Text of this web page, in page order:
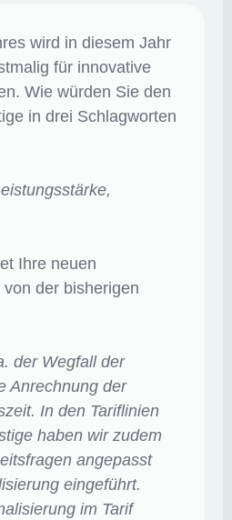
wird in diesem Jahr
für innovative
Wie würden Sie den
in drei Schlagworten
Ihre neuen
der bisherigen
der Wegfall der
Anrechnung der
In den Tariflinien
haben wir zudem
angepasst
eingeführt.
im Tarif